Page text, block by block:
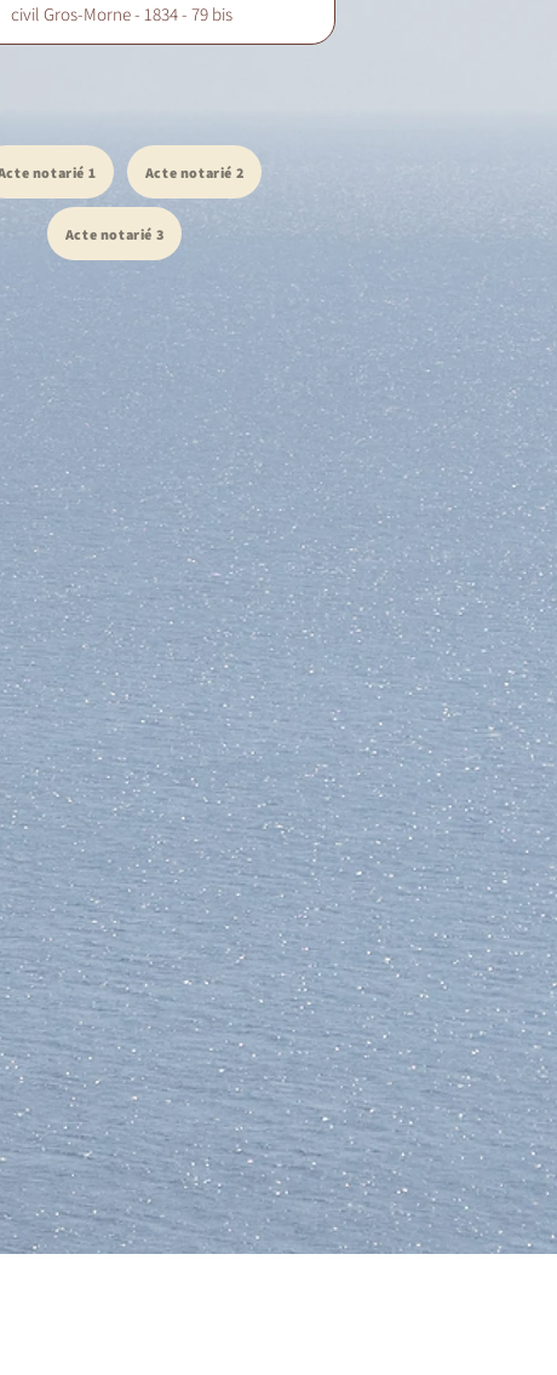
civil Gros-Morne - 1834 - 79 bis
notarié 1 Acte notarié 2
Acte notarié 3